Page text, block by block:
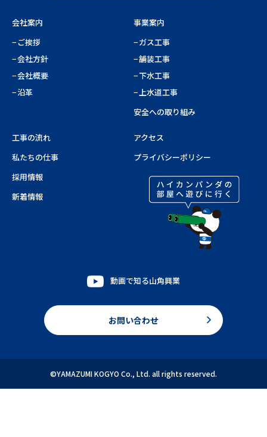
会社案内
ご挨拶
会社方針
会社概要
沿革
事業案内
ガス工事
舗装工事
下水工事
上水道工事
安全への取り組み
工事の流れ
私たちの仕事
採用情報
新着情報
アクセス
プライバシーポリシー
動画で知る山角興業
お問い合わせ
©YAMAZUMI KOGYO Co., Ltd. all rights reserved.